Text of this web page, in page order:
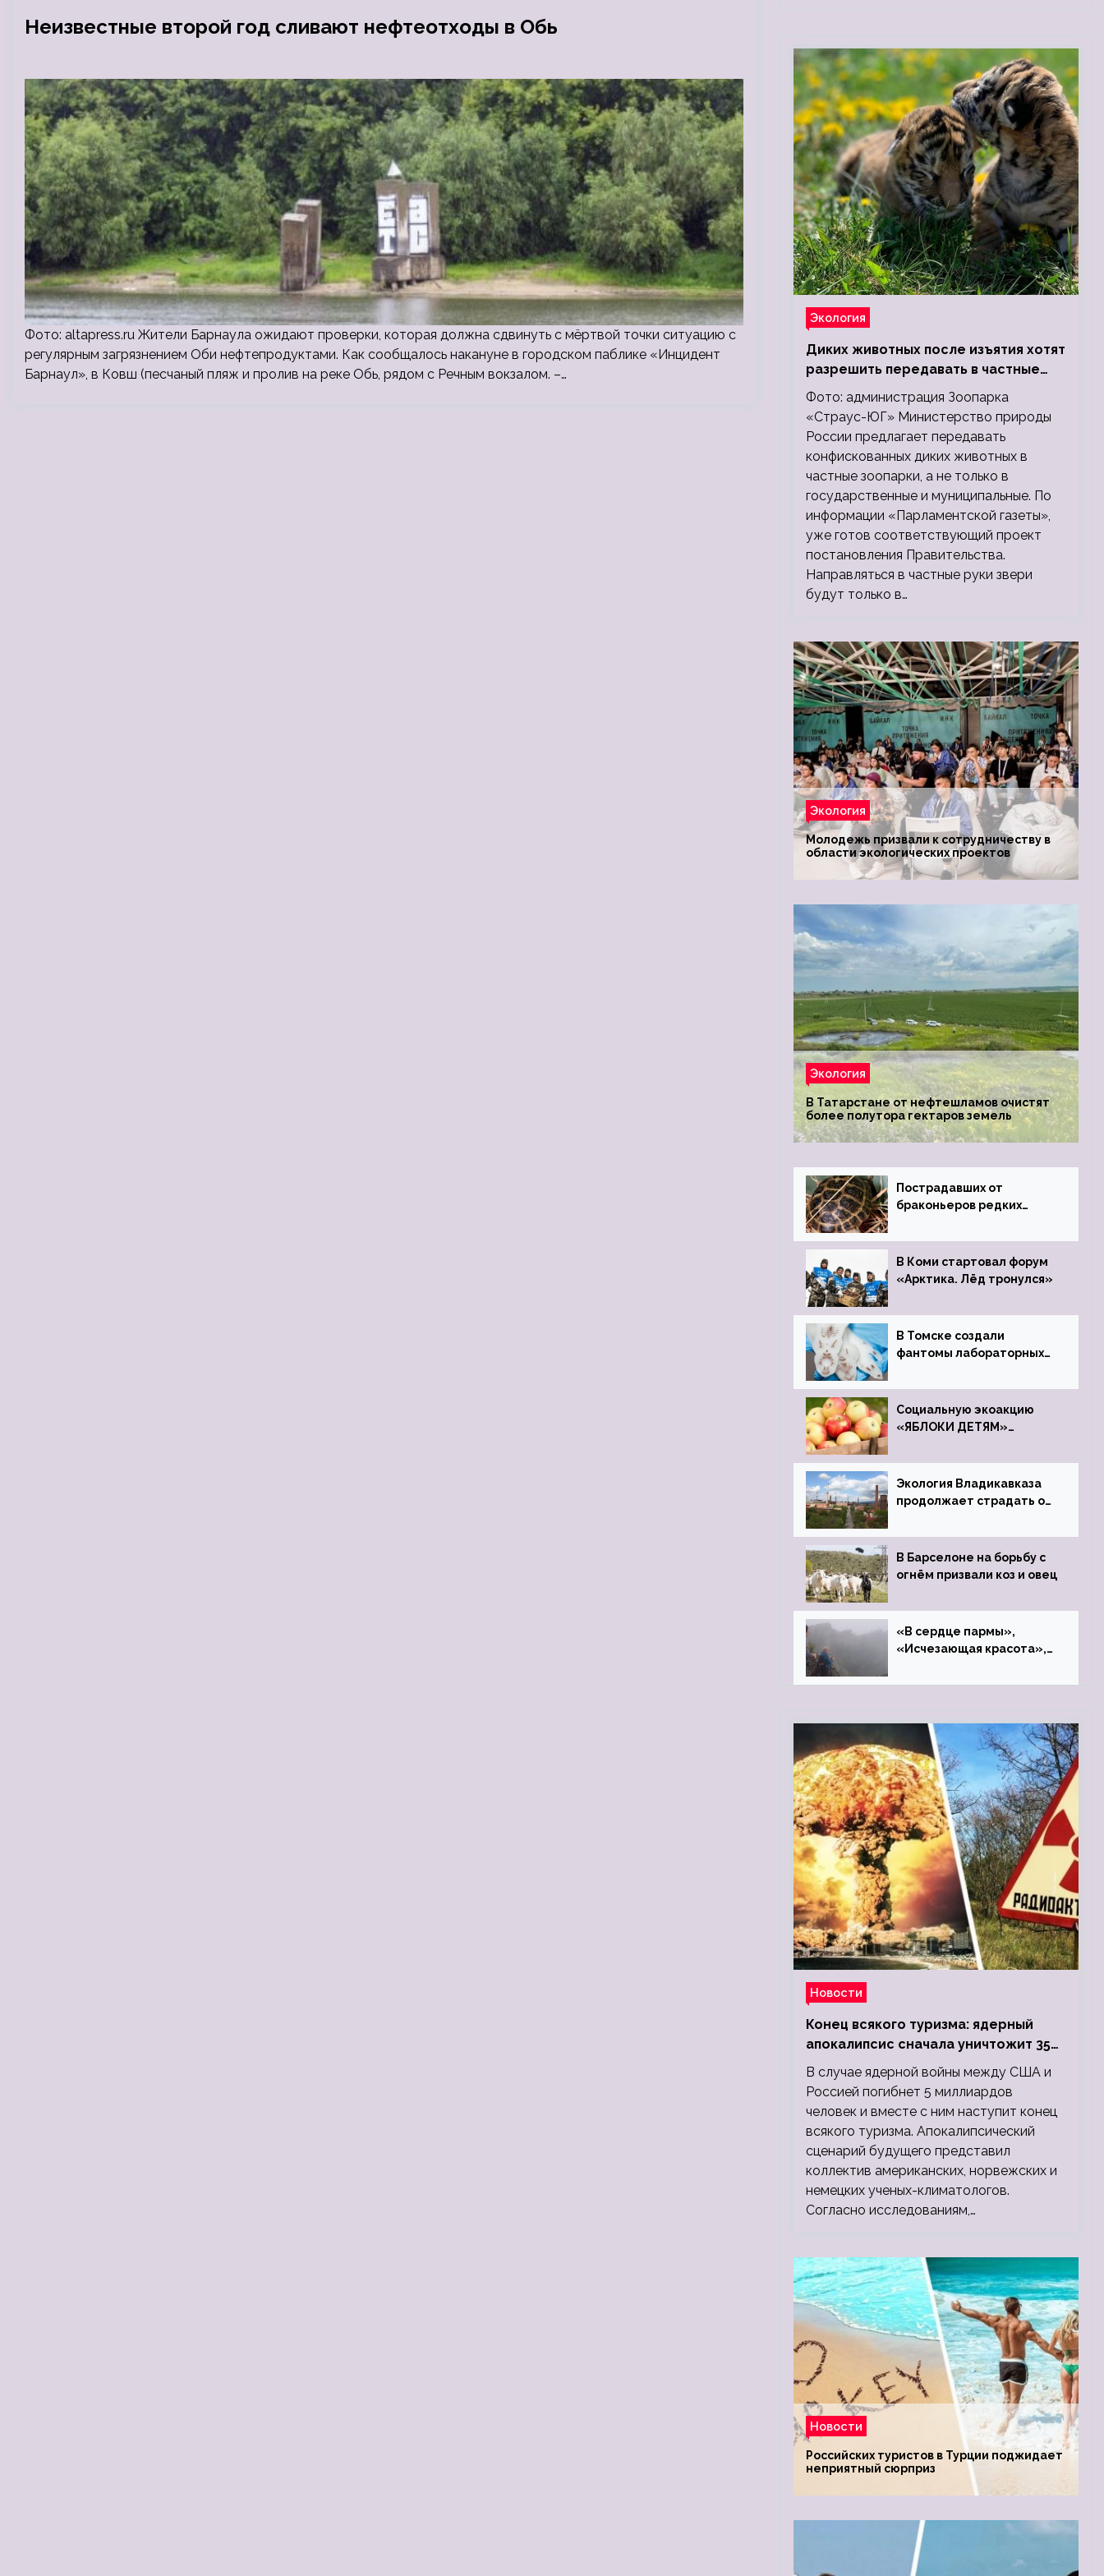
Неизвестные второй год сливают нефтеотходы в Обь
Фото: altapress.ru Жители Барнаула ожидают проверки, которая должна сдвинуть с мёртвой точки ситуацию с
регулярным загрязнением Оби нефтепродуктами. Как сообщалось накануне в городском паблике «Инцидент
Барнаул», в Ковш (песчаный пляж и пролив на реке Обь, рядом с Речным вокзалом. –…
Экология
Диких животных после изъятия хотят
разрешить передавать в частные
зоопарки
Фото: администрация Зоопарка
«Страус-ЮГ» Министерство природы
России предлагает передавать
конфискованных диких животных в
частные зоопарки, а не только в
государственные и муниципальные. По
информации «Парламентской газеты»,
уже готов соответствующий проект
постановления Правительства.
Направляться в частные руки звери
будут только в…
Экология
Молодежь призвали к сотрудничеству в
области экологических проектов
Экология
В Татарстане от нефтешламов очистят
более полутора гектаров земель
Пострадавших от
браконьеров редких
Ростовский зоопарк
В Коми стартовал форум
«Арктика. Лёд тронулся»
В Томске создали
фантомы лабораторных
Социальную экоакцию
«ЯБЛОКИ ДЕТЯМ»
Экология Владикавказа
продолжает страдать от
завода
В Барселоне на борьбу с
огнём призвали коз и овец
«В сердце пармы»,
«Исчезающая красота»,
Новости
Конец всякого туризма: ядерный
апокалипсис сначала уничтожит 350
миллионов, а потом 5 миллиардов
людей
В случае ядерной войны между США и
Россией погибнет 5 миллиардов
человек и вместе с ним наступит конец
всякого туризма. Апокалипсический
сценарий будущего представил
коллектив американских, норвежских и
немецких ученых-климатологов.
Согласно исследованиям,…
Новости
Российских туристов в Турции поджидает
неприятный сюрприз